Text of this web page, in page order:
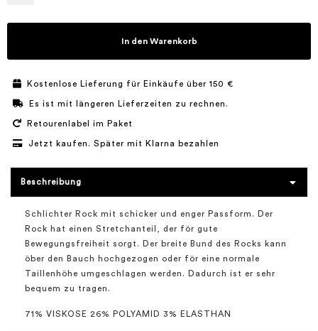
In den Warenkorb
Kostenlose Lieferung für Einkäufe über 150 €
Es ist mit längeren Lieferzeiten zu rechnen.
Retourenlabel im Paket
Jetzt kaufen. Später mit Klarna bezahlen
Beschreibung
Schlichter Rock mit schicker und enger Passform. Der
Rock hat einen Stretchanteil, der för gute
Bewegungsfreiheit sorgt. Der breite Bund des Rocks kann
öber den Bauch hochgezogen oder för eine normale
Taillenhöhe umgeschlagen werden. Dadurch ist er sehr
bequem zu tragen.
71% VISKOSE 26% POLYAMID 3% ELASTHAN